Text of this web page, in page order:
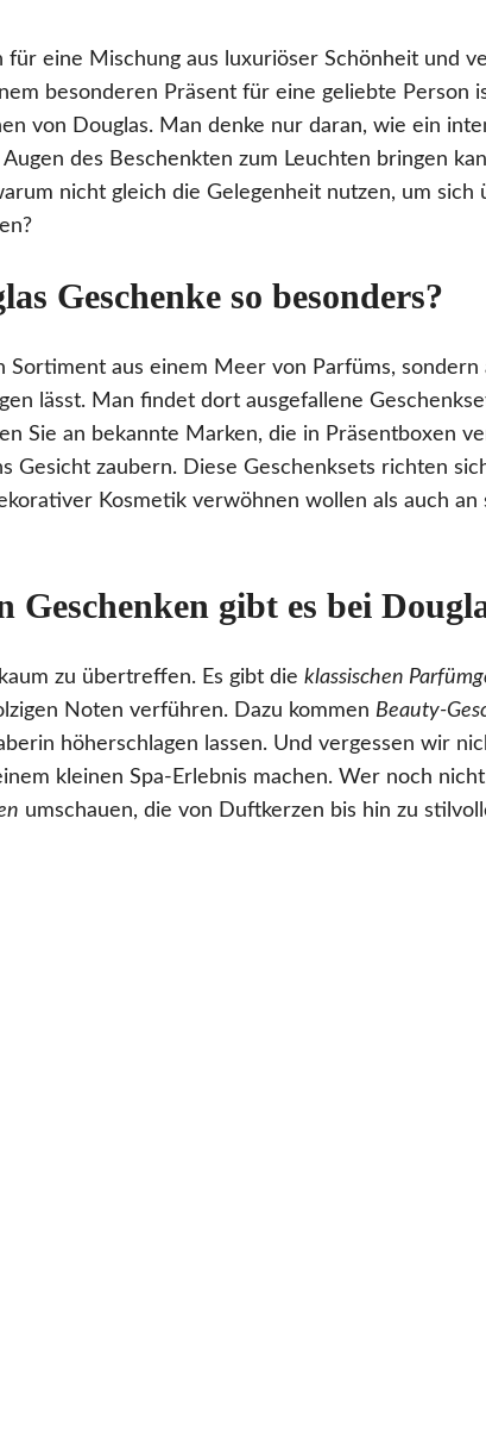
für eine Mischung aus luxuriöser Schönheit und
besonderen Präsent für eine geliebte Person
von Douglas. Man denke nur daran, wie ein
des Beschenkten zum Leuchten bringen
nicht gleich die Gelegenheit nutzen, um sich
Geschenke so besonders?
Sortiment aus einem Meer von Parfüms, sondern
lässt. Man findet dort ausgefallene
Sie an bekannte Marken, die in Präsentboxen
Gesicht zaubern. Diese Geschenksets richten
Kosmetik verwöhnen wollen als auch an
Geschenken gibt es bei
zu übertreffen. Es gibt die klassischen
Noten verführen. Dazu kommen Beauty-
höherschlagen lassen. Und vergessen wir
kleinen Spa-Erlebnis machen. Wer noch
umschauen, die von Duftkerzen bis hin zu